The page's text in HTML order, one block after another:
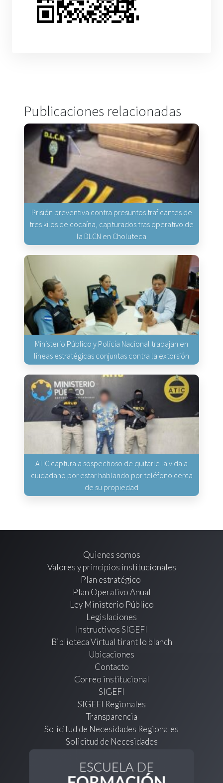
Publicaciones relacionadas
Prisión preventiva contra presuntos traficantes de
tres kilos de cocaína, capturados tras operativo de
la DLCN en Choluteca
Ministerio Público y Policía Nacional trabajan en
líneas estratégicas conjuntas contra la extorsión
ATIC captura a sospechoso de quitarle la vida a
ciudadano por estar hablando por teléfono cerca
de su propiedad
Quienes somos
Valores y principios institucionales
Plan estratégico
Plan Operativo Anual
Ley Ministerio Público
Legislaciones
Instructivos SIGEFI
Biblioteca Virtual tirant lo blanch
Ubicaciones
Contacto
Correo institucional
SIGEFI
SIGEFI Regionales
Transparencia
Solicitud de Necesidades Regionales
Solicitud de Necesidades